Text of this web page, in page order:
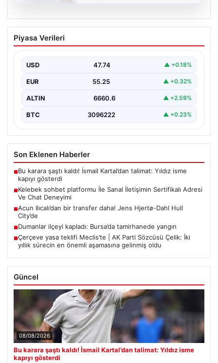
Kelebek sohbet platformu İle Sanal
İletişimin Sertifikalı Adresi Ve Chat
İnternet çağında bireylerin güvenli bir şekilde bağlantı
birçok…
Piyasa Verileri
USD 47.74 ▲ +0.18%
EUR 55.25 ▲ +0.32%
ALTIN 6660.6 ▲ +2.59%
BTC 3096222 ▲ +0.23%
Son Eklenen Haberler
■Bu karara şaştı kaldı! İsmail Kartal’dan talimat: Yıldız isme
kapıyı gösterdi
■Kelebek sohbet platformu İle Sanal İletişimin Sertifikalı Adresi
Ve Chat Deneyimi
■Acun Ilıcalı’dan bir transfer daha! Jens Hjertø-Dahl Hull
City’de
■Dumanlar ilçeyi kapladı: Bursa’da tamirhanede yangın
■Çerçeve yasa teklifi Meclis’te | AK Parti Sözcüsü Çelik: İki
yıllık sürecin en önemli aşamasına gelinmiş oldu
Güncel
08/08/2026
Bu karara şaştı kaldı! İsmail Kartal’dan talimat: Yıldız isme
kapıyı gösterdi